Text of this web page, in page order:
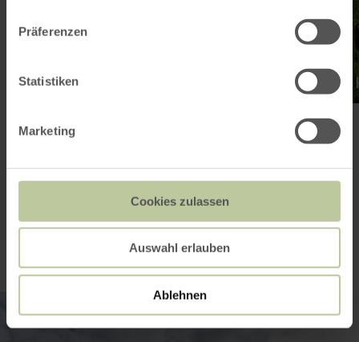
Präferenzen
Statistiken
Marketing
Cookies zulassen
Auswahl erlauben
Ablehnen
Unterkunftssuche
Highlight-Teaser